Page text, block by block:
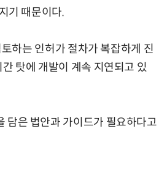
기 때문이다.
하는 인허가 절차가 복잡하게 진
탓에 개발이 계속 지연되고 있
담은 법안과 가이드가 필요하다고